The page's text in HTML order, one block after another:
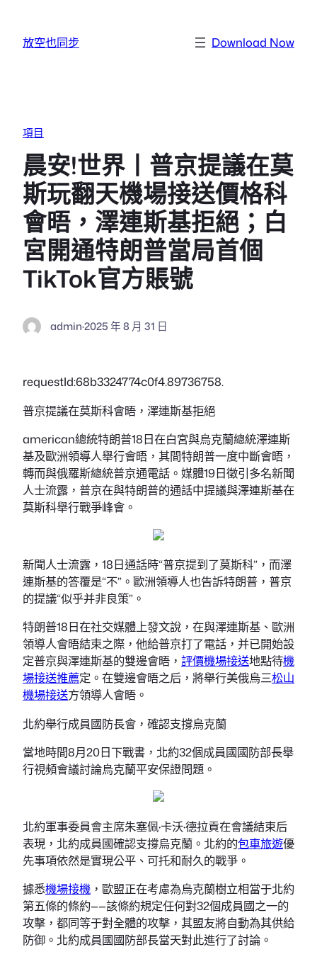
放空也同步 Download Now
項目
晨安!世界丨普京提議在莫
斯玩翻天機場接送價格科
會晤，澤連斯基拒絕；白
宮開通特朗普當局首個
TikTok官方賬號
admin·2025 年 8 月 31 日
requestId:68b3324774c0f4.89736758.
普京提議在莫斯科會晤，澤連斯基拒絕
american總統特朗普18日在白宮與烏克蘭總統澤連斯
基及歐洲領導人舉行會晤，其間特朗普一度中斷會晤，
轉而與俄羅斯總統普京通電話。媒體19日徵引多名新聞
人士流露，普京在與特朗普的通話中提議與澤連斯基在
莫斯科舉行戰爭峰會。
新聞人士流露，18日通話時“普京提到了莫斯科”，而澤
連斯基的答覆是“不”。歐洲領導人也告訴特朗普，普京
的提議“似乎并非良策”。
特朗普18日在社交媒體上發文說，在與澤連斯基、歐洲
領導人會晤結束之際，他給普京打了電話，并已開始設
定普京與澤連斯基的雙邊會晤， 評價機場接送地點待機
場接送推薦定。在雙邊會晤之后，將舉行美俄烏三松山
機場接送方領導人會晤。
北約舉行成員國防長會，確認支撐烏克蘭
當地時間8月20日下戰書，北約32個成員國國防部長舉
行視頻會議討論烏克蘭平安保證問題。
北約軍事委員會主席朱塞佩·卡沃·德拉貢在會議結束后
表現，北約成員國確認支撐烏克蘭。北約的包車旅遊優
先事項依然是實現公平、可托和耐久的戰爭。
據悉機場接機 ，歐盟正在考慮為烏克蘭樹立相當于北約
第五條的條約——該條約規定任何對32個成員國之一的
攻擊，都同等于對全體的攻擊，其盟友將自動為其供給
防御。北約成員國國防部長當天對此進行了討論。